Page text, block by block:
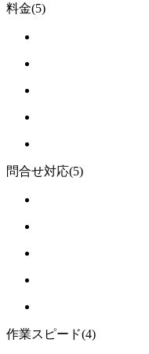
料金(5)
問合せ対応(5)
作業スピード(4)